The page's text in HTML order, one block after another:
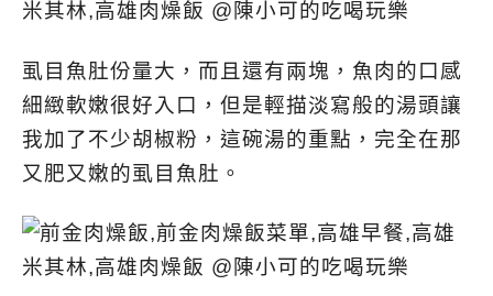
虱目魚肚份量大，而且還有兩塊，魚肉的口感
細緻軟嫩很好入口，但是輕描淡寫般的湯頭讓
我加了不少胡椒粉，這碗湯的重點，完全在那
又肥又嫩的虱目魚肚。